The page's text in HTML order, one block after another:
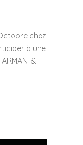
chez
à une
&